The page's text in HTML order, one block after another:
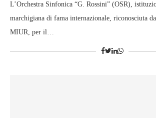
L’Orchestra Sinfonica “G. Rossini” (OSR),
marchigiana di fama internazionale, riconosciuta
MIUR, per il…